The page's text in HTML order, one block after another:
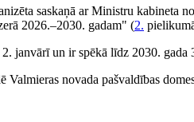
saskaņā ar Ministru kabineta
2026.–2030. gadam" (2.
janvārī un ir spēkā līdz 2030. gada
Valmieras novada pašvaldības